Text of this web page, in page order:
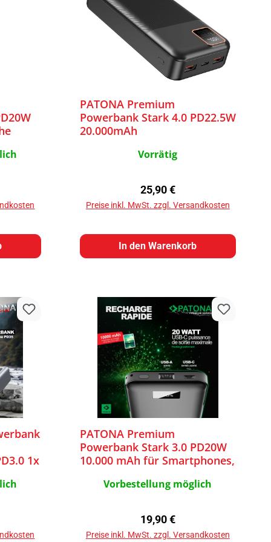
PATONA Premium
Powerbank Stark 4.0 PD22.5W
20.000mAh
Vorrätig
Regulärer Preis:
25,90 €
Preise inkl. MwSt. zzgl. Versandkosten
In den Warenkorb
1x
PATONA Premium
Powerbank Stark 3.0 PD20W
10.000 mAh für Smartphones,
mehrVorbestellung möglich
Regulärer Preis:
19,90 €
Preise inkl. MwSt. zzgl. Versandkosten